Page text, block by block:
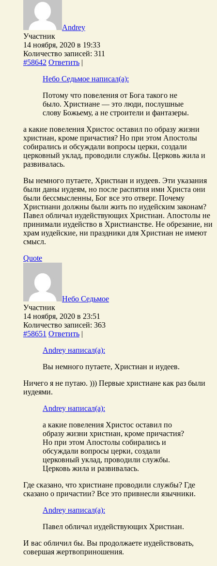
Andrey
Участник
14 ноября, 2020 в 19:33
Количество записей: 311
#58642 Ответить |
Небо Седьмое написал(а):
Потому что повеления от Бога такого не
было. Христиане — это люди, послушные
слову Божьему, а не строители и фантазеры.
а какие повеления Христос оставил по образу жизни
христиан, кроме причастия? Но при этом Апостолы
собирались и обсуждали вопросы церки, создали
церковный уклад, проводили службы. Церковь жила и
развивалась.
Вы немного путаете, Христиан и иудеев. Эти указания
были даны иудеям, но после распятия ими Христа они
были бессмысленны, Бог все это отверг. Почему
Христиани должны были жить по иудейским законам?
Павел обличал иудействующих Христиан. Апостолы не
принимали иудейство в Христианстве. Не обрезание, ни
храм иудейские, ни праздники для Христиан не имеют
смысл.
Quote
Небо Седьмое
Участник
14 ноября, 2020 в 23:51
Количество записей: 363
#58651 Ответить |
Andrey написал(а):
Вы немного путаете, Христиан и иудеев.
Ничего я не путаю. ))) Первые христиане как раз были
иудеями.
Andrey написал(а):
а какие повеления Христос оставил по
образу жизни христиан, кроме причастия?
Но при этом Апостолы собирались и
обсуждали вопросы церки, создали
церковный уклад, проводили службы.
Церковь жила и развивалась.
Где сказано, что христиане проводили службы? Где
сказано о причастии? Все это привнесли язычники.
Andrey написал(а):
Павел обличал иудействующих Христиан.
И вас обличил бы. Вы продолжаете иудействовать,
совершая жертвоприношения.